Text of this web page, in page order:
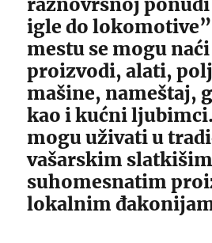
igle do
mestu se mogu
proizvodi, alati,
mašine, nameštaj,
kao i kućni
mogu uživati u
vašarskim
suhomesnatim
lokalnim